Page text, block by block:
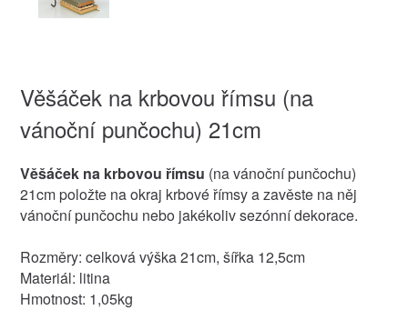
Věšáček na krbovou římsu (na
vánoční punčochu) 21cm
Věšáček na krbovou římsu (na vánoční punčochu)
21cm položte na okraj krbové římsy a zavěste na něj
vánoční punčochu nebo jakékoliv sezónní dekorace.
Rozměry: celková výška 21cm, šířka 12,5cm
Materiál: litina
Hmotnost: 1,05kg